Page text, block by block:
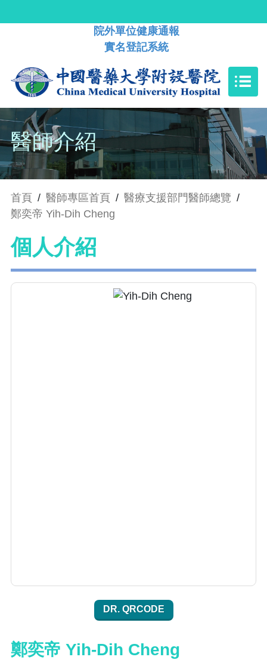
院外單位健康通報
實名登記系統
醫師介紹
首頁 / 醫師專區首頁 / 醫療支援部門醫師總覽 /
鄭奕帝 Yih-Dih Cheng
個人介紹
DR. QRCODE
鄭奕帝 Yih-Dih Cheng